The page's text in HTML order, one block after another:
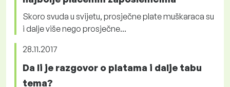
Skoro svuda u svijetu, prosječne plate muškaraca su
i dalje više nego prosječne...
28.11.2017
Da li je razgovor o platama i dalje tabu
tema?